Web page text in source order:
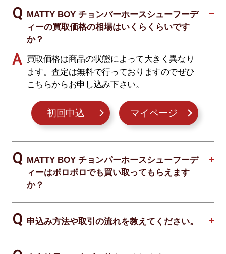
MATTY BOY チョンパーホースシューフーデ
ィーの買取価格の相場はいくらくらいです
か？
買取価格は商品の状態によって大きく異なり
ます。査定は無料で行っておりますのでぜひ
こちらからお申し込み下さい。
初回申込 マイページ
MATTY BOY チョンパーホースシューフーデ
ィーはボロボロでも買い取ってもらえます
か？
申込み方法や取引の流れを教えてください。